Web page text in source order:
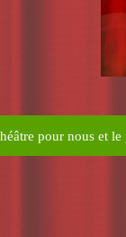
pour nous et